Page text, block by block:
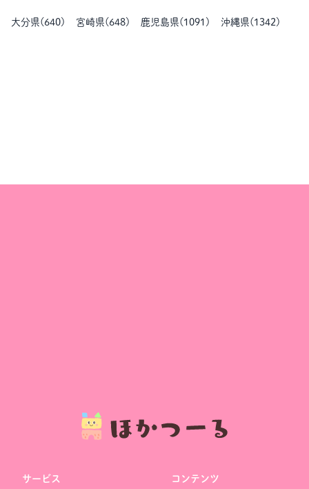
大分県( 640) 宮崎県( 648) 鹿児島県( 1091 ) 沖縄県( 1342 )
サービス
コンテンツ